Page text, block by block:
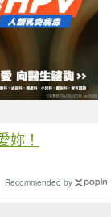
妳！
Recommended by